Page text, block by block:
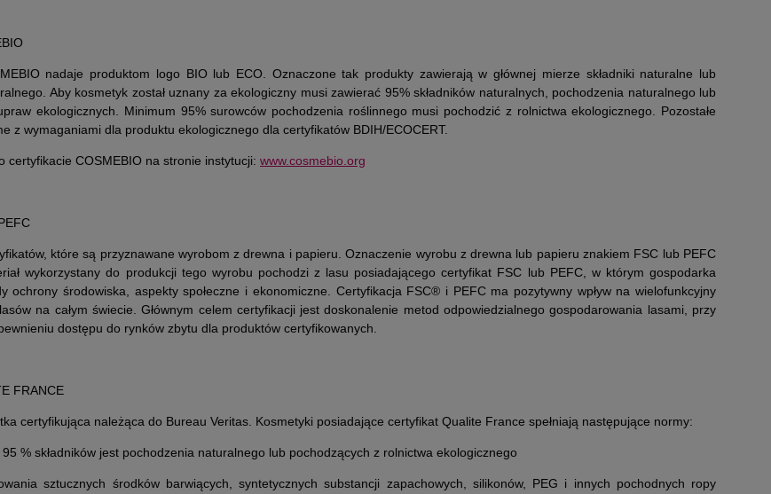
nadaje produktom logo BIO lub ECO. Oznaczone tak produkty zawierają w głównej mierze składniki naturalne lub
Aby kosmetyk został uznany za ekologiczny musi zawierać 95% składników naturalnych, pochodzenia naturalnego lub
ekologicznych. Minimum 95% surowców pochodzenia roślinnego musi pochodzić z rolnictwa ekologicznego. Pozostałe
z wymaganiami dla produktu ekologicznego dla certyfikatów BDIH/ECOCERT.
certyfikacie COSMEBIO na stronie instytucji: www.cosmebio.org
które są przyznawane wyrobom z drewna i papieru. Oznaczenie wyrobu z drewna lub papieru znakiem FSC lub PEFC
wykorzystany do produkcji tego wyrobu pochodzi z lasu posiadającego certyfikat FSC lub PEFC, w którym gospodarka
ochrony środowiska, aspekty społeczne i ekonomiczne. Certyfikacja FSC® i PEFC ma pozytywny wpływ na wielofunkcyjny
na całym świecie. Głównym celem certyfikacji jest doskonalenie metod odpowiedzialnego gospodarowania lasami, przy
dostępu do rynków zbytu dla produktów certyfikowanych.
FRANCE
certyfikująca należąca do Bureau Veritas. Kosmetyki posiadające certyfikat Qualite France spełniają następujące normy:
% składników jest pochodzenia naturalnego lub pochodzących z rolnictwa ekologicznego
sztucznych środków barwiących, syntetycznych substancji zapachowych, silikonów, PEG i innych pochodnych ropy